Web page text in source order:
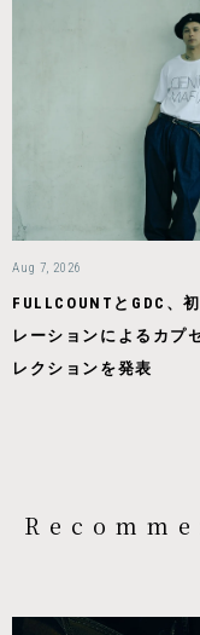
Aug 7, 2026
FULLCOUNTとGDC、
レーションによるカプ
レクションを発表